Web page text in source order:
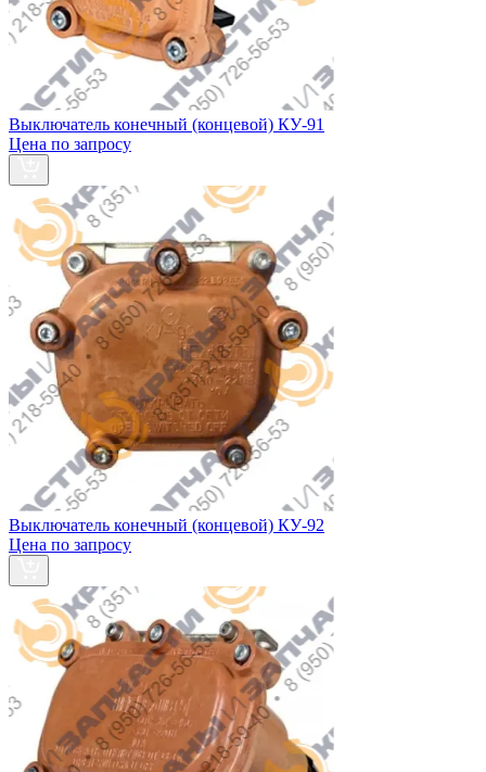
Выключатель конечный (концевой) КУ-91
Цена по запросу
Выключатель конечный (концевой) КУ-92
Цена по запросу